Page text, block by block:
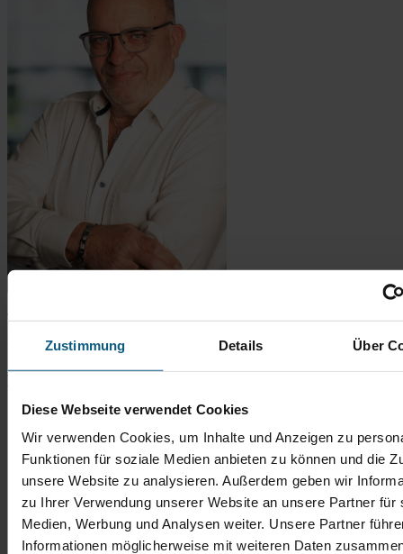
Zustimmung Details Über
Diese Webseite verwendet Cookies
Wir verwenden Cookies, um Inhalte und Anzeigen zu
Funktionen für soziale Medien anbieten zu können und die
unsere Website zu analysieren. Außerdem geben wir
zu Ihrer Verwendung unserer Website an unsere Partner für
Medien, Werbung und Analysen weiter. Unsere Partner
Informationen möglicherweise mit weiteren Daten
Thomas Bingener
Verkaufsberater Gebrauchtwagen